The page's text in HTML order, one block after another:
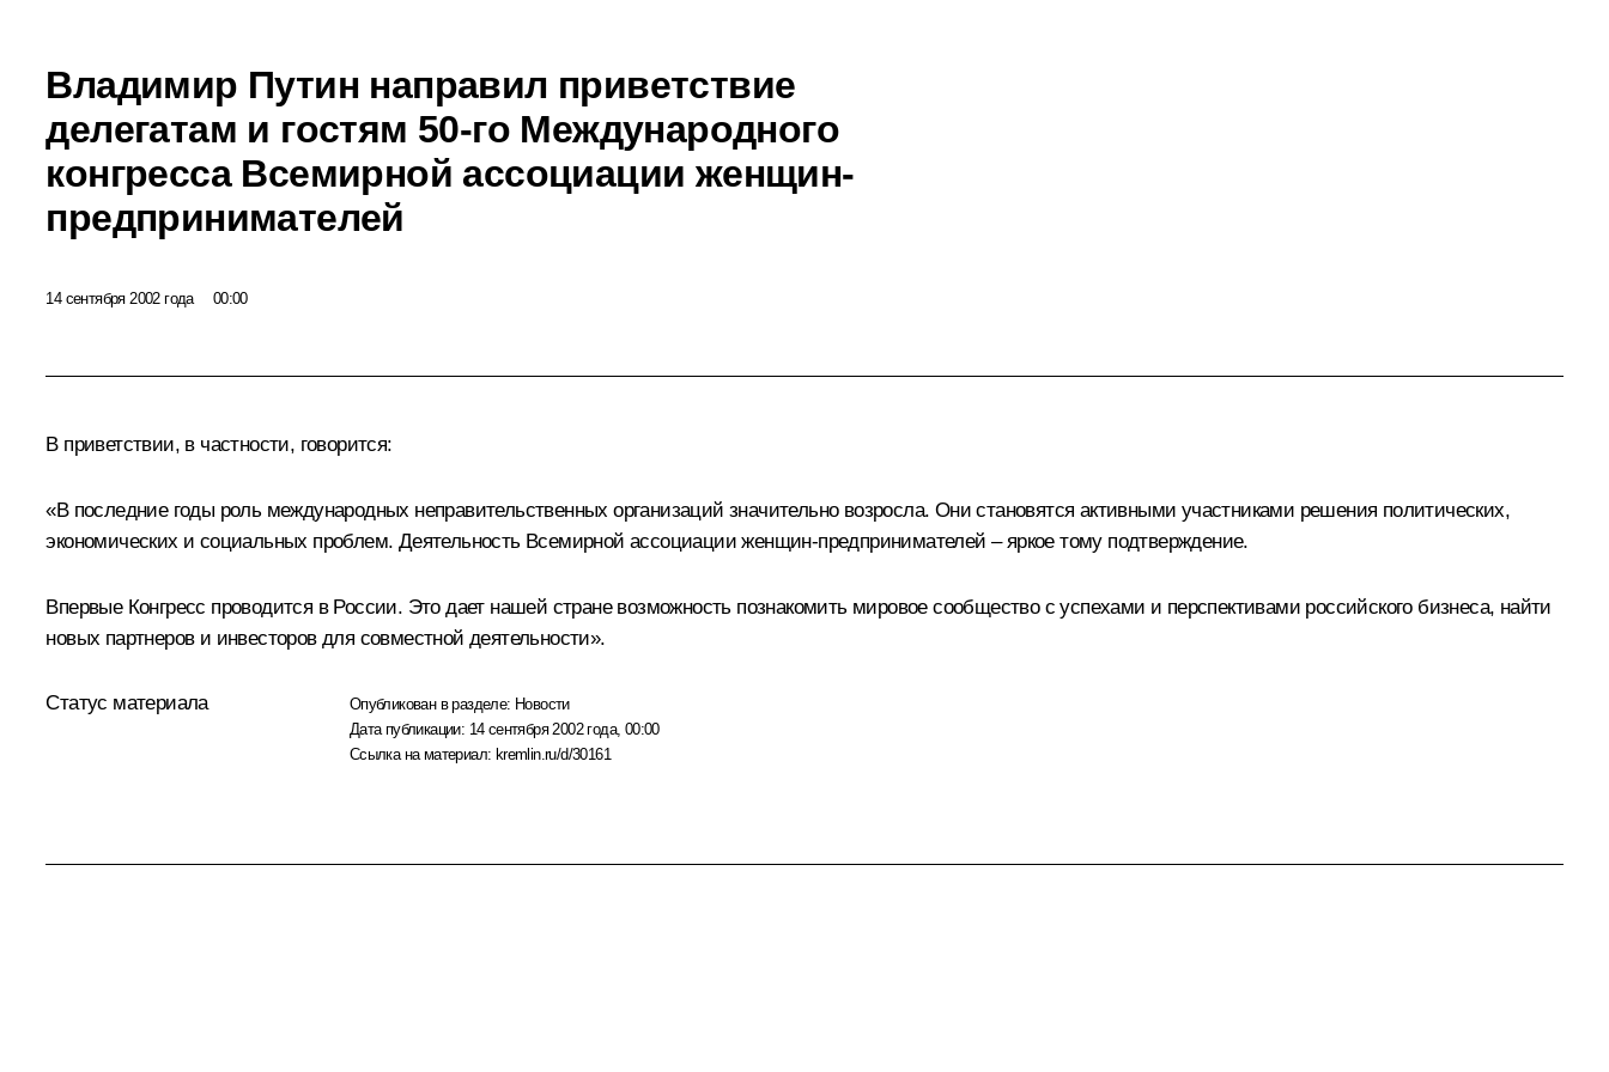
Владимир Путин направил приветствие
делегатам и гостям 50-го Международного
конгресса Всемирной ассоциации женщин-
предпринимателей
14 сентября 2002 года 00:00
В приветствии, в частности, говорится:
«В последние годы роль международных неправительственных организаций значительно возросла. Они становятся активными участниками решения политических,
экономических и социальных проблем. Деятельность Всемирной ассоциации женщин-предпринимателей – яркое тому подтверждение.
Впервые Конгресс проводится в России. Это дает нашей стране возможность познакомить мировое сообщество с успехами и перспективами российского бизнеса, найти
новых партнеров и инвесторов для совместной деятельности».
Статус материала Опубликован в разделе: Новости
Дата публикации: 14 сентября 2002 года, 00:00
Ссылка на материал: kremlin.ru/d/30161